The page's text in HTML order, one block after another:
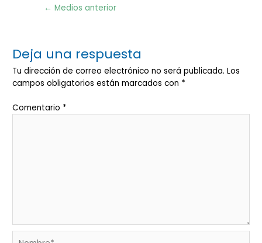
Navegación
← Medios anterior
Deja una respuesta
Tu dirección de correo electrónico no será publicada. Los
campos obligatorios están marcados con *
Comentario *